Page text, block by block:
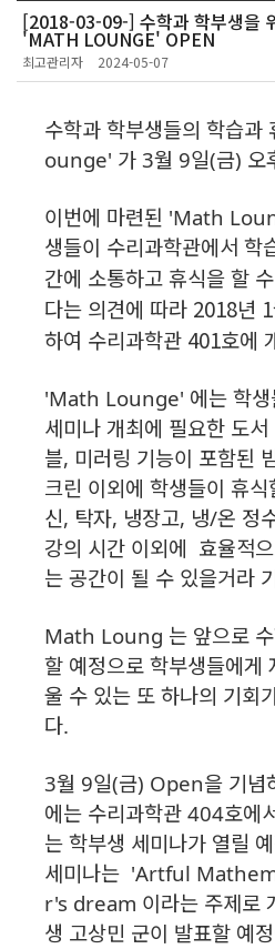
[2018-03-09-] 수학과 학부생을
'MATH LOUNGE' OPEN
최고관리자 2024-05-07
수학과 학부생들의 학습
ounge' 가 3월 9일(금) 오
이번에 마련된 'Math
생들이 수리과학관에서 학
간에 소통하고 휴식을 할
다는 의견에 따라 2018년
하여 수리과학관 401호에
'Math Lounge' 에는 학생
세미나 개최에 필요한 도
블, 미러링 기능이 포함된
크린 이외에 학생들이 휴
신, 탁자, 냉장고, 냉/온 정
강의 시간 이외에 효율적
는 공간이 될 수 있을거라
Math Loung 는 앞으로 수
할 예정으로 학부생들에게
울 수 있는 또 하나의 기회
다.
3월 9일(금) Open을 기념
에는 수리과학관 404호에
는 학부생 세미나가 열릴
세미나는 'Artful
r's dream 이라는 주제로
생 고상민 군이 발표할 예